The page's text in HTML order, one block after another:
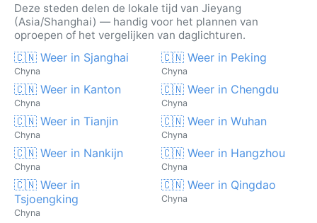
Deze steden delen de lokale tijd van Jieyang
(Asia/Shanghai) — handig voor het plannen van
oproepen of het vergelijken van daglichturen.
🇨🇳 Weer in Sjanghai
Chyna
🇨🇳 Weer in Peking
Chyna
🇨🇳 Weer in Kanton
Chyna
🇨🇳 Weer in Chengdu
Chyna
🇨🇳 Weer in Tianjin
Chyna
🇨🇳 Weer in Wuhan
Chyna
🇨🇳 Weer in Nankijn
Chyna
🇨🇳 Weer in Hangzhou
Chyna
🇨🇳 Weer in
Tsjoengking
Chyna
🇨🇳 Weer in Qingdao
Chyna